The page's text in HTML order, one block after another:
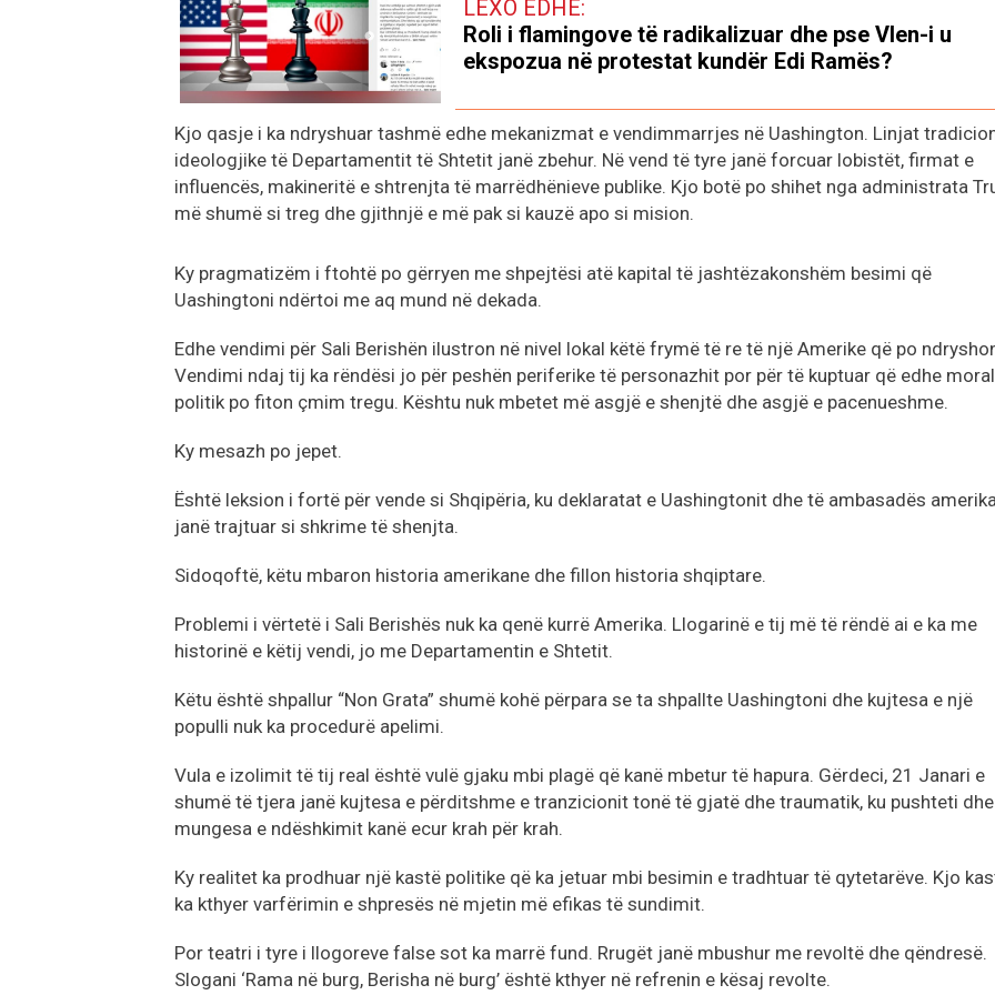
LEXO EDHE:
Roli i flamingove të radikalizuar dhe pse Vlen-i u
ekspozua në protestat kundër Edi Ramës?
Kjo qasje i ka ndryshuar tashmë edhe mekanizmat e vendimmarrjes në Uashington. Linjat
ideologjike të Departamentit të Shtetit janë zbehur. Në vend të tyre janë forcuar lobistët, firmat e
influencës, makineritë e shtrenjta të marrëdhënieve publike. Kjo botë po shihet nga administrata
më shumë si treg dhe gjithnjë e më pak si kauzë apo si mision.
Ky pragmatizëm i ftohtë po gërryen me shpejtësi atë kapital të jashtëzakonshëm besimi që
Uashingtoni ndërtoi me aq mund në dekada.
Edhe vendimi për Sali Berishën ilustron në nivel lokal këtë frymë të re të një Amerike që po
Vendimi ndaj tij ka rëndësi jo për peshën periferike të personazhit por për të kuptuar që edhe
politik po fiton çmim tregu. Kështu nuk mbetet më asgjë e shenjtë dhe asgjë e pacenueshme.
Ky mesazh po jepet.
Është leksion i fortë për vende si Shqipëria, ku deklaratat e Uashingtonit dhe të ambasadës
janë trajtuar si shkrime të shenjta.
Sidoqoftë, këtu mbaron historia amerikane dhe fillon historia shqiptare.
Problemi i vërtetë i Sali Berishës nuk ka qenë kurrë Amerika. Llogarinë e tij më të rëndë ai e ka me
historinë e këtij vendi, jo me Departamentin e Shtetit.
Këtu është shpallur “Non Grata” shumë kohë përpara se ta shpallte Uashingtoni dhe kujtesa e një
populli nuk ka procedurë apelimi.
Vula e izolimit të tij real është vulë gjaku mbi plagë që kanë mbetur të hapura. Gërdeci, 21 Janari e
shumë të tjera janë kujtesa e përditshme e tranzicionit tonë të gjatë dhe traumatik, ku pushteti dhe
mungesa e ndëshkimit kanë ecur krah për krah.
Ky realitet ka prodhuar një kastë politike që ka jetuar mbi besimin e tradhtuar të qytetarëve. Kjo
ka kthyer varfërimin e shpresës në mjetin më efikas të sundimit.
Por teatri i tyre i llogoreve false sot ka marrë fund. Rrugët janë mbushur me revoltë dhe qëndresë.
Slogani ‘Rama në burg, Berisha në burg’ është kthyer në refrenin e kësaj revolte.